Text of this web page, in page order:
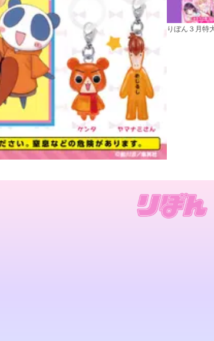
りぼん３月特